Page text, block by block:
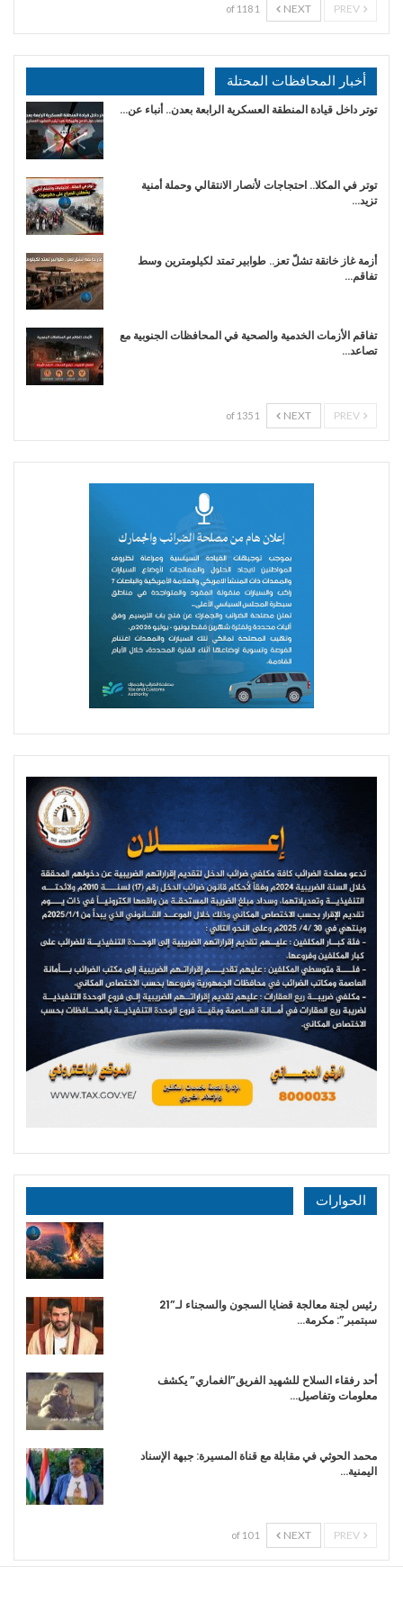
NEXT
1 of 118
أخبار المحافظات المحتلة
توتر داخل قيادة المنطقة العسكرية الرابعة بعدن.. أنباء عن…
توتر في المكلا.. احتجاجات لأنصار الانتقالي وحملة أمنية
تزيد…
أزمة غاز خانقة تشلّ تعز.. طوابير تمتد لكيلومترين وسط
تفاقم…
تفاقم الأزمات الخدمية والصحية في المحافظات الجنوبية مع
تصاعد…
NEXT
1 of 135
الحوارات
رئيس لجنة معالجة قضايا السجون والسجناء لـ”21
سبتمبر”: مكرمة…
أحد رفقاء السلاح للشهيد الفريق”الغماري” يكشف
معلومات وتفاصيل…
محمد الحوثي في مقابلة مع قناة المسيرة: جبهة الإسناد
اليمنية…
NEXT
1 of 10